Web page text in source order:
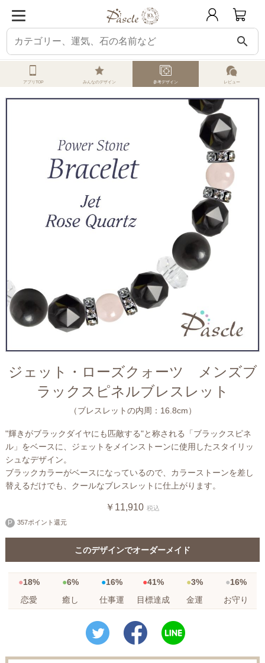
search
ホーム オーダーメイド 参考デザイン ジェット ジェット・ローズクォ
アプリTOP みんなのデザイン 参考デザイン レビュー
ジェット・ローズクォーツ メンズブ
ラックスピネルブレスレット
（ブレスレットの内周：16.8cm）
"輝きがブラックダイヤにも匹敵する"と称される「ブラックスピネ
ル」をベースに、ジェットをメインストーンに使用したスタイリッ
シュなデザイン。
ブラックカラーがベースになっているので、カラーストーンを差し
替えるだけでも、クールなブレスレットに仕上がります。
￥11,910 税込
357ポイント還元
このデザインでオーダーメイド
18% 6% 16% 41% 3%
16%
恋愛
癒し 仕事運 目標達成 金運 お守り